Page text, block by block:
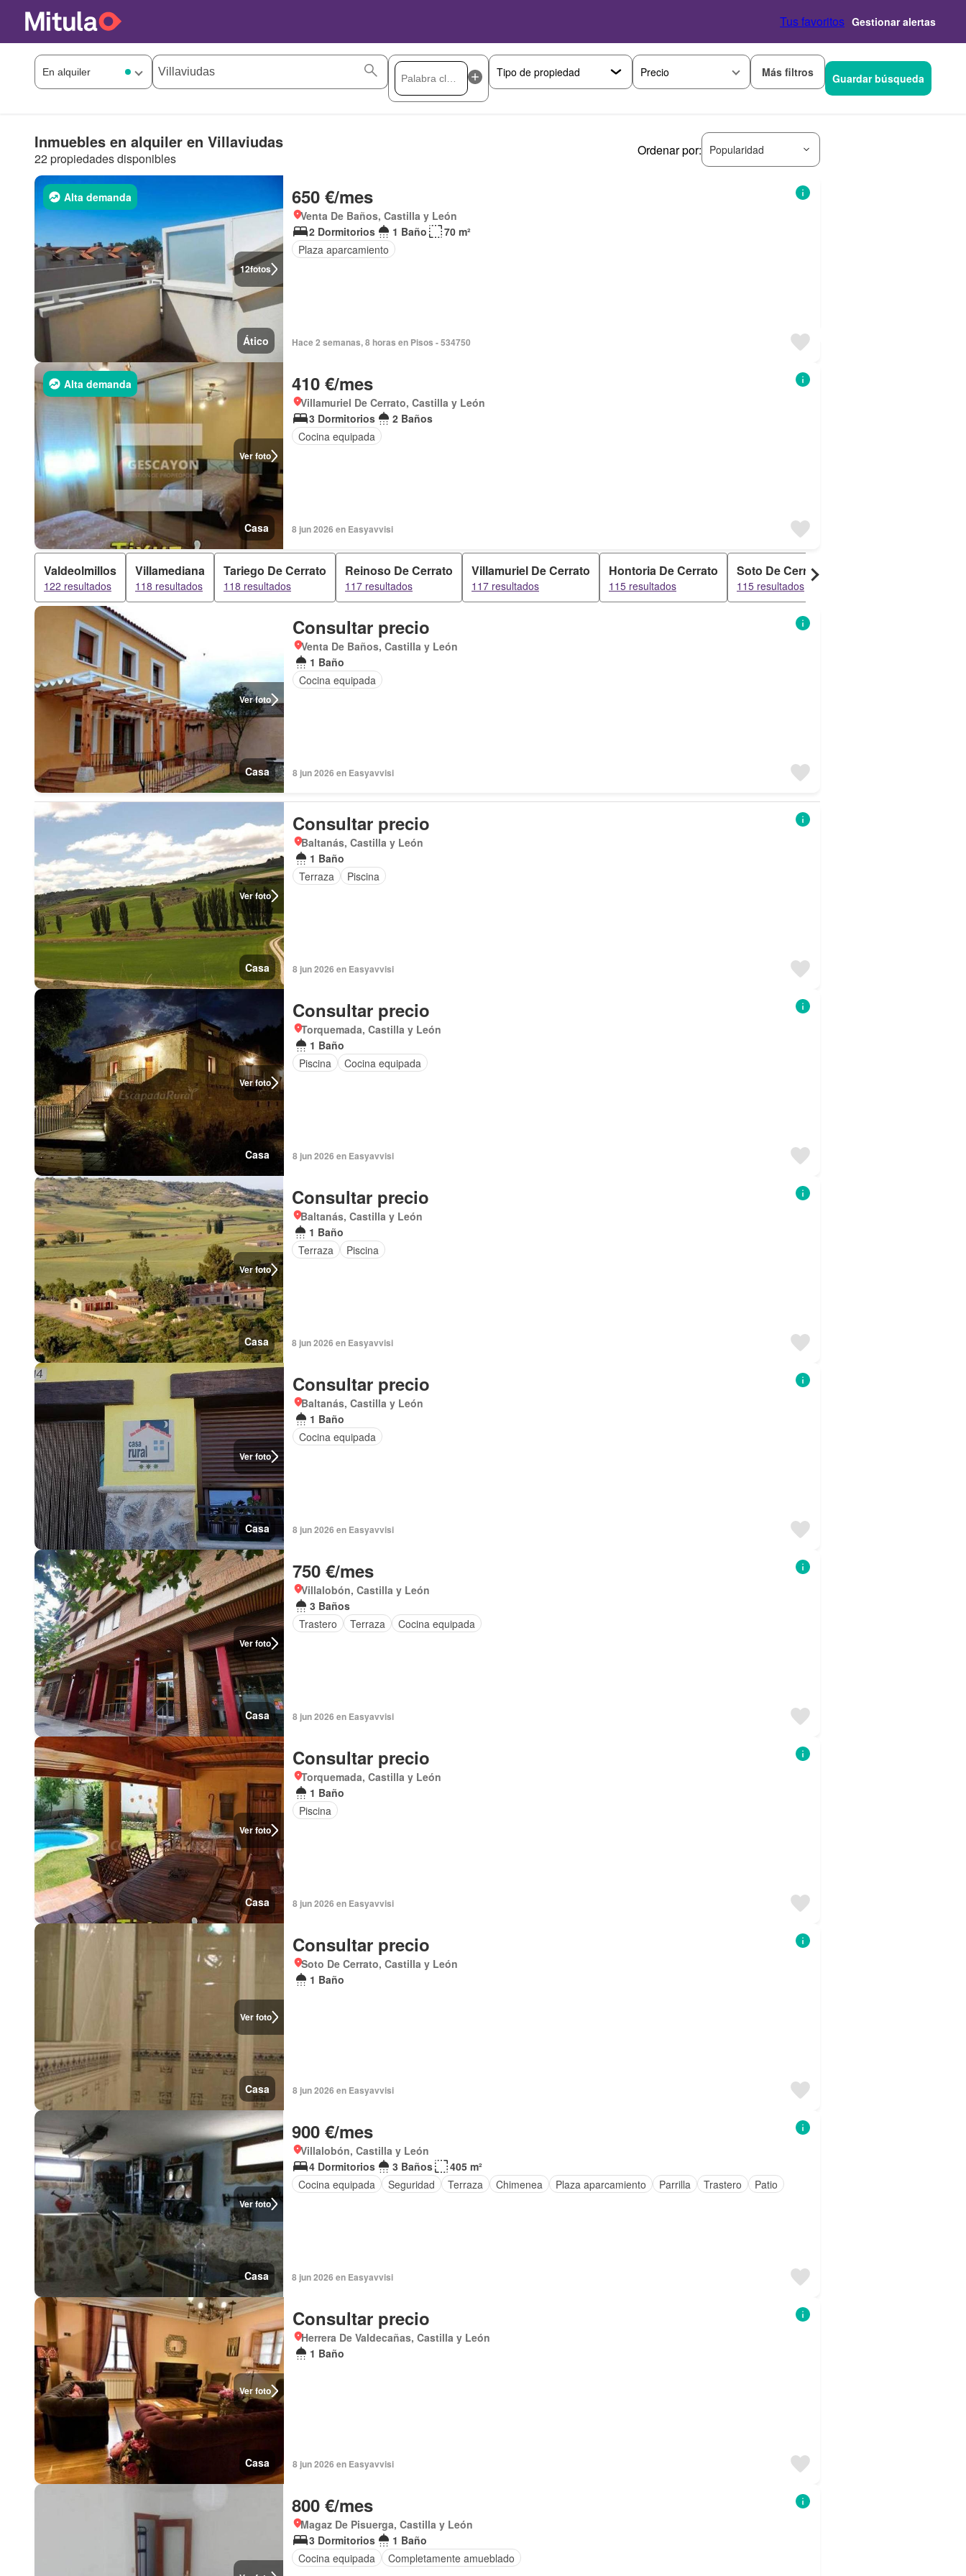
Tus favoritos Gestionar alertas
Precio Más filtros Guardar búsqueda
Inmuebles en alquiler en Villaviudas
22 propiedades disponibles
Ordenar por: Popularidad
12fotos
Alta demanda
Ático
650 €/mes
Venta De Baños, Castilla y León
2 Dormitorios
1 Baño
70 m²
Plaza aparcamiento
Hace 2 semanas, 8 horas en Pisos - 534750
Ver foto
Alta demanda
Casa
410 €/mes
Villamuriel De Cerrato, Castilla y León
3 Dormitorios
2 Baños
Cocina equipada
8 jun 2026 en Easyavvisi
Valdeolmillos
122 resultados
Villamediana
118 resultados
Tariego De Cerrato
118 resultados
Reinoso De Cerrato
117 resultados
Villamuriel De Cerrato
117 resultados
Hontoria De Cerrato
115 resultados
Soto De Cerrato
115 resultados
Ver foto
Casa
Consultar precio
Venta De Baños, Castilla y León
1 Baño
Cocina equipada
8 jun 2026 en Easyavvisi
Ver foto
Casa
Consultar precio
Baltanás, Castilla y León
1 Baño
Terraza
Piscina
8 jun 2026 en Easyavvisi
Ver foto
Casa
Consultar precio
Torquemada, Castilla y León
1 Baño
Piscina
Cocina equipada
8 jun 2026 en Easyavvisi
Ver foto
Casa
Consultar precio
Baltanás, Castilla y León
1 Baño
Terraza
Piscina
8 jun 2026 en Easyavvisi
Ver foto
Casa
Consultar precio
Baltanás, Castilla y León
1 Baño
Cocina equipada
8 jun 2026 en Easyavvisi
Ver foto
Casa
750 €/mes
Villalobón, Castilla y León
3 Baños
Trastero
Terraza Cocina equipada
8 jun 2026 en Easyavvisi
Ver foto
Casa
Consultar precio
Torquemada, Castilla y León
1 Baño
Piscina
8 jun 2026 en Easyavvisi
Ver foto
Casa
Consultar precio
Soto De Cerrato, Castilla y León
1 Baño
8 jun 2026 en Easyavvisi
Ver foto
Casa
900 €/mes
Villalobón, Castilla y León
4 Dormitorios
3 Baños
405 m²
Cocina equipada
Seguridad Terraza Chimenea Plaza aparcamiento Parrilla Trastero Patio
8 jun 2026 en Easyavvisi
Ver foto
Casa
Consultar precio
Herrera De Valdecañas, Castilla y León
1 Baño
8 jun 2026 en Easyavvisi
800 €/mes
Magaz De Pisuerga, Castilla y León
3 Dormitorios
1 Baño
Cocina equipada
Completamente amueblado